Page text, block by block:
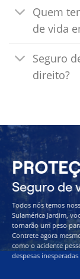
Quem
de vida
Seguro
direito?
Seguro de
Todos nós temos
Sulamérica Jardim,
tornarão um peso
Contrete agora
como o acidente
despesas inesperadas